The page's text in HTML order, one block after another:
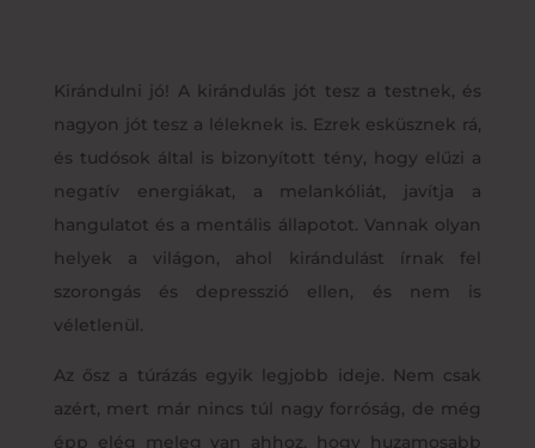
Kirándulni jó! A kirándulás jót tesz a testnek, és
nagyon jót tesz a léleknek is. Ezrek esküsznek rá,
és tudósok által is bizonyított tény, hogy elűzi a
negatív energiákat, a melankóliát, javítja a
hangulatot és a mentális állapotot. Vannak olyan
helyek a világon, ahol kirándulást írnak fel
szorongás és depresszió ellen, és nem is
véletlenül.
Az ősz a túrázás egyik legjobb ideje. Nem csak
azért, mert már nincs túl nagy forróság, de még
épp elég meleg van ahhoz, hogy huzamosabb